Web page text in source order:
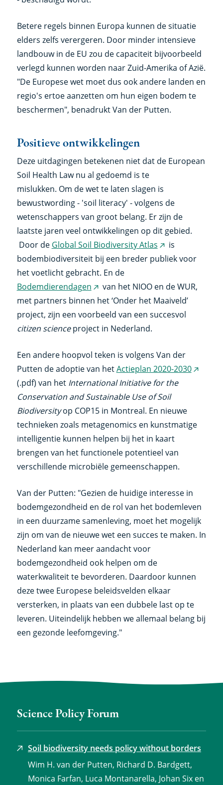
Betere regels binnen Europa kunnen de situatie
elders zelfs verergeren. Door minder intensieve
landbouw in de EU zou de capaciteit bijvoorbeeld
verlegd kunnen worden naar Zuid-Amerika of Azië.
"De Europese wet moet dus ook andere landen en
regio's ertoe aanzetten om hun eigen bodem te
beschermen", benadrukt Van der Putten.
Positieve ontwikkelingen
Deze uitdagingen betekenen niet dat de European
Soil Health Law nu al gedoemd is te
mislukken. Om de wet te laten slagen is
bewustwording - 'soil literacy' - volgens de
wetenschappers van groot belang. Er zijn de
laatste jaren veel ontwikkelingen op dit gebied.
Door de Global Soil Biodiversity Atlas (externe
link)
is
bodembiodiversiteit bij een breder publiek voor
het voetlicht gebracht. En de
Bodemdierendagen (externe
link)
van het NIOO en de WUR,
met partners binnen het ‘Onder het Maaiveld’
project, zijn een voorbeeld van een succesvol
citizen scienceproject in Nederland.
Een andere hoopvol teken is volgens Van der
Putten de adoptie van hetActieplan 2020-2030
(.pdf) van het International Initiative for the
Conservation and Sustainable Use of Soil
Biodiversityop COP15 in Montreal. En nieuwe
technieken zoals metagenomics en kunstmatige
intelligentie kunnen helpen bij het in kaart
brengen van het functionele potentieel van
verschillende microbiële gemeenschappen.
Van der Putten: "Gezien de huidige interesse in
bodemgezondheid en de rol van het bodemleven
in een duurzame samenleving, moet het mogelijk
zijn om van de nieuwe wet een succes te maken. In
Nederland kan meer aandacht voor
bodemgezondheid ook helpen om de
waterkwaliteit te bevorderen. Daardoor kunnen
deze twee Europese beleidsvelden elkaar
versterken, in plaats van een dubbele last op te
leveren. Uiteindelijk hebben we allemaal belang bij
een gezonde leefomgeving."
Science Policy Forum
Soil biodiversity needs policy without borders
Wim H. van der Putten, Richard D. Bardgett,
Monica Farfan, Luca Montanarella, Johan Six en